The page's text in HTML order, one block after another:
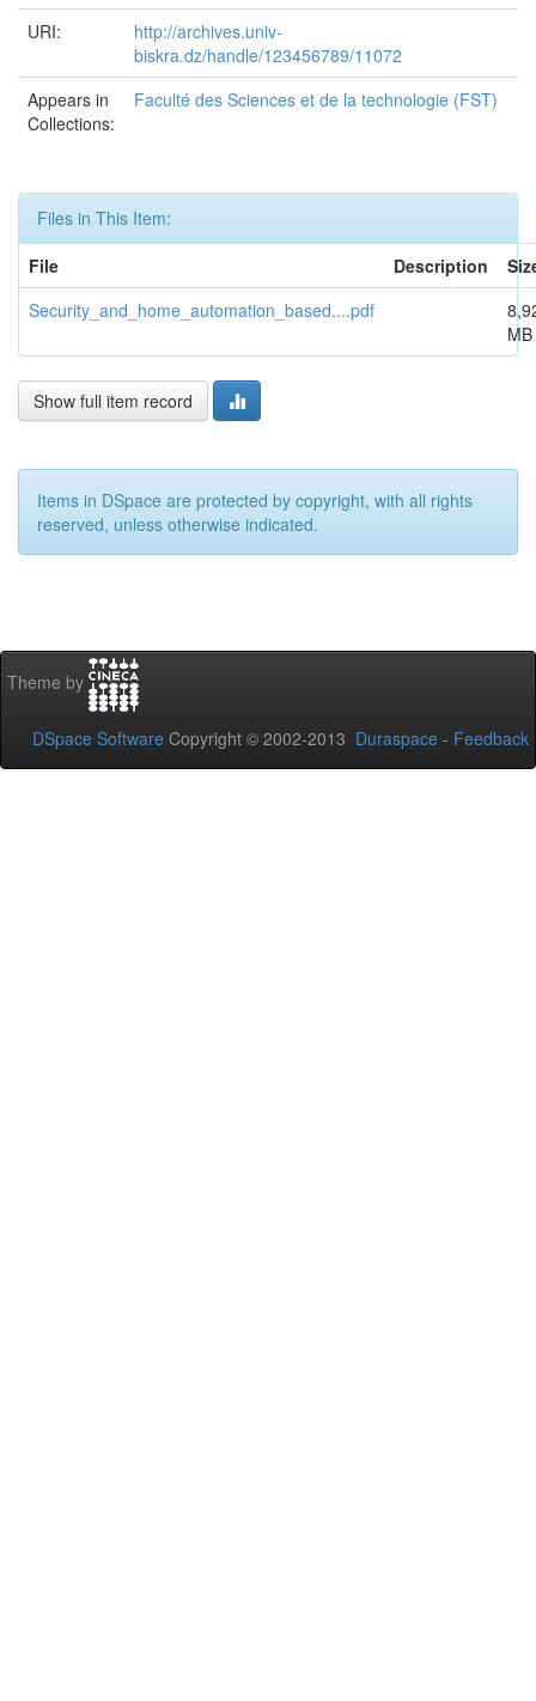
URI:
http://archives.univ-
biskra.dz/handle/123456789/11072
Appears in
Collections:
Faculté des Sciences et de la technologie (FST)
Files in This Item:
File
Description
Security_and_home_automation_based....pdf
MB
Show full item record
Items in DSpace are protected by copyright, with all rights
reserved, unless otherwise indicated.
Theme by
DSpace Software Copyright © 2002-2013 Duraspace - Feedback